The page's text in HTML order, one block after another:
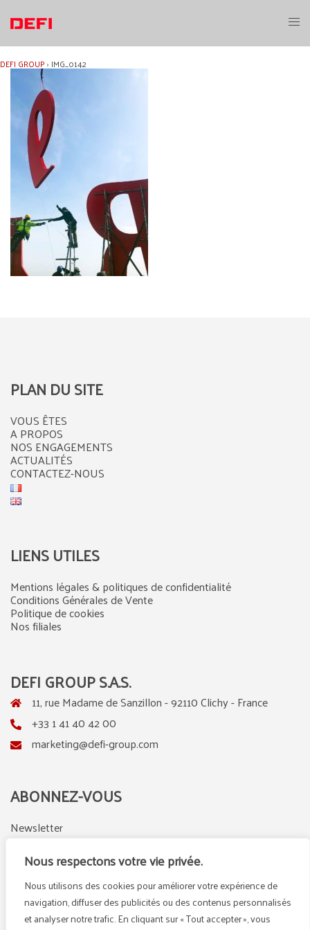
Nous respectons votre vie privée.
Nous utilisons des cookies pour améliorer votre expérience de
navigation, diffuser des publicités ou des contenus personnalisés
et analyser notre trafic. En cliquant sur « Tout accepter », vous
contenu
DEFI GROUP› IMG_0142
PLAN DU SITE
VOUS ÊTES
A PROPOS
NOS ENGAGEMENTS
ACTUALITÉS
CONTACTEZ-NOUS
LIENS UTILES
Mentions légales & politiques de confidentialité
Conditions Générales de Vente
Politique de cookies
Nos filiales
DEFI GROUP S.A.S.
11, rue Madame de Sanzillon - 92110 Clichy - France
+33 1 41 40 42 00
marketing@defi-group.com
ABONNEZ-VOUS
Newsletter
LinkedIn
Instagram